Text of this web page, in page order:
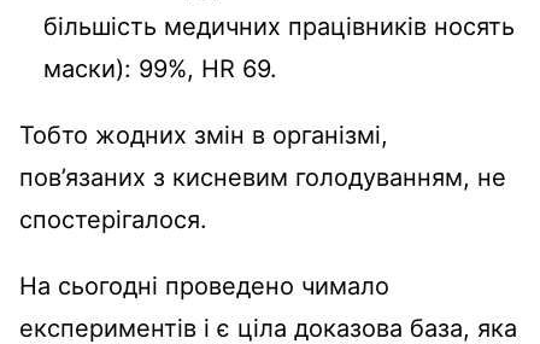
більшість медичних працівників носять
маски): 99%, HR 69.
Тобто жодних змін в організмі,
пов’язаних з кисневим голодуванням, не
спостерігалося.
На сьогодні проведено чимало
експериментів і є ціла доказова база, яка